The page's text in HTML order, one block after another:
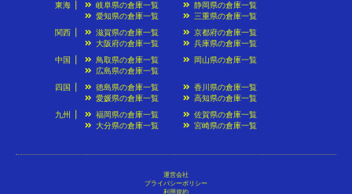
東海
岐阜県の倉庫一覧
静岡県の倉庫一覧
愛知県の倉庫一覧
三重県の倉庫一覧
関西
滋賀県の倉庫一覧
京都府の倉庫一覧
大阪府の倉庫一覧
兵庫県の倉庫一覧
中国
鳥取県の倉庫一覧
岡山県の倉庫一覧
広島県の倉庫一覧
四国
徳島県の倉庫一覧
香川県の倉庫一覧
愛媛県の倉庫一覧
高知県の倉庫一覧
九州
福岡県の倉庫一覧
佐賀県の倉庫一覧
大分県の倉庫一覧
宮崎県の倉庫一覧
運営会社
プライバシーポリシー
利用規約